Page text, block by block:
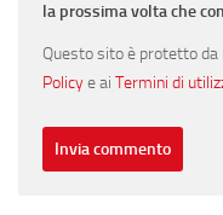
la prossima volta che
Questo sito è protetto da
Policye ai Termini di